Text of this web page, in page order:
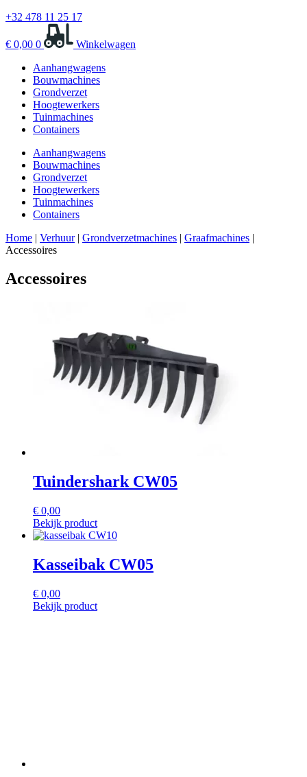
+32 478 11 25 17
€ 0,00 0
Winkelwagen
Aanhangwagens
Bouwmachines
Grondverzet
Hoogtewerkers
Tuinmachines
Containers
Aanhangwagens
Bouwmachines
Grondverzet
Hoogtewerkers
Tuinmachines
Containers
Home | Verhuur| Grondverzetmachines | Graafmachines |
Accessoires
Accessoires
Tuindershark CW05
€ 0,00
Bekijk product
Kasseibak CW05
€ 0,00
Bekijk product